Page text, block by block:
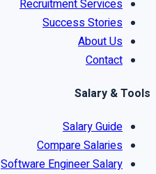
Recruitment Services
Success Stories
About Us
Contact
Salary & Tools
Salary Guide
Compare Salaries
Software Engineer Salary